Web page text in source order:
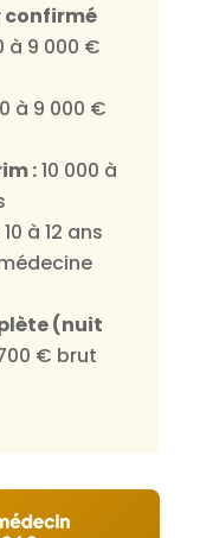
confirmé
à 9 000 €
à 9 000 €
:10 000 à
10 à 12 ans
(nuit
€ brut